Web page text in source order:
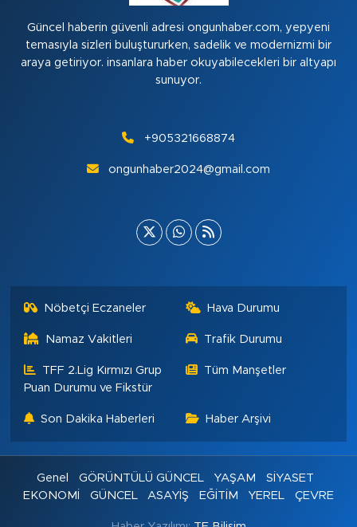
Güncel haberin güvenli adresi ongunhaber.com, yepyeni
temasıyla sizleri buluştururken, sadelik ve modernizmi bir
araya getiriyor. insanlara haber okuyabilecekleri bir altyapı
sunuyor.
+905321668874
ongunhaber2024@gmail.com
Nöbetçi Eczaneler Hava Durumu
Namaz Vakitleri Trafik Durumu
TFF 2.Lig Kırmızı Grup
Puan Durumu ve Fikstür
Tüm Manşetler
Son Dakika Haberleri Haber Arşivi
Genel GÖRÜNTÜLÜ GÜNCEL YAŞAM
SİYASET
EKONOMİ
GÜNCEL ASAYİŞ EĞİTİM YEREL ÇEVRE